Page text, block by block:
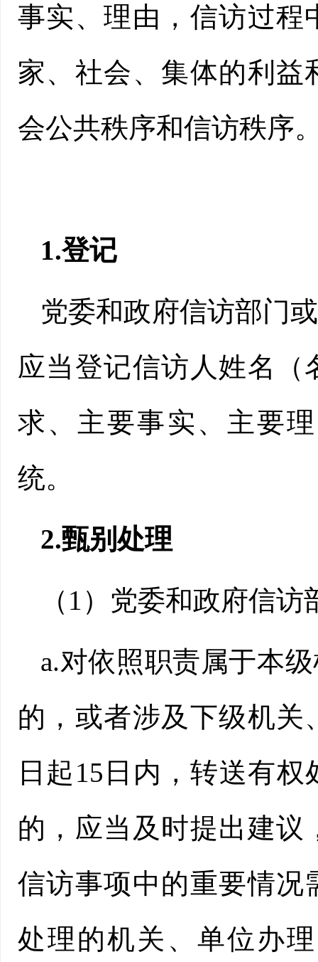
事实、理由，信访过程
家、社会、集体的利益
会公共秩序和信访秩序
1.登记
党委和政府信访部门
应当登记信访人姓名（
求、主要事实、主要
统。
2.甄别处理
（1）党委和政府信
a.对依照职责属于本
的，或者涉及下级机关
日起15日内，转送有
的，应当及时提出建议
信访事项中的重要情况
处理的机关、单位办